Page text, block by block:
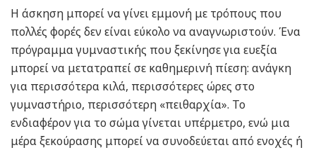
Η άσκηση μπορεί να γίνει εμμονή με τρόπους που
πολλές φορές δεν είναι εύκολο να αναγνωριστούν. Ένα
πρόγραμμα γυμναστικής που ξεκίνησε για ευεξία
μπορεί να μετατραπεί σε καθημερινή πίεση: ανάγκη
για περισσότερα κιλά, περισσότερες ώρες στο
γυμναστήριο, περισσότερη «πειθαρχία». Το
ενδιαφέρον για το σώμα γίνεται υπέρμετρο, ενώ μια
μέρα ξεκούρασης μπορεί να συνοδεύεται από ενοχές ή